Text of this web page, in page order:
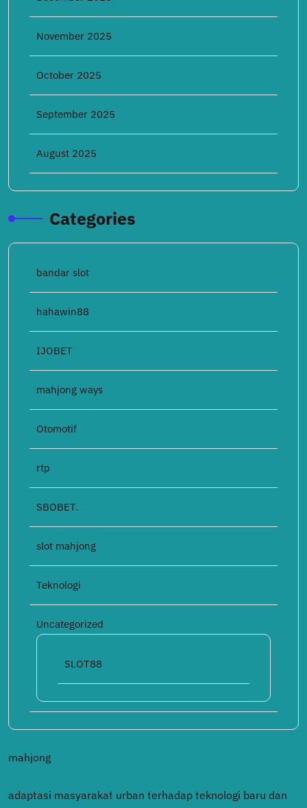
November 2025
October 2025
September 2025
August 2025
Categories
bandar slot
hahawin88
IJOBET
mahjong ways
Otomotif
rtp
SBOBET.
slot mahjong
Teknologi
Uncategorized
SLOT88
mahjong
adaptasi masyarakat urban terhadap teknologi baru dan